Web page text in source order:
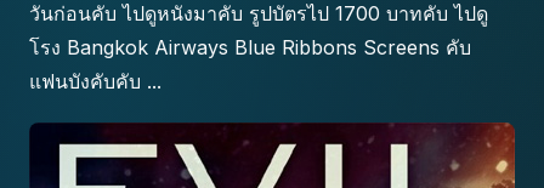
วันก่อนคับ ไปดูหนังมาคับ รูปบัตรไป 1700 บาทคับ ไปดู
โรง Bangkok Airways Blue Ribbons Screens คับ
แฟนบังคับคับ ...